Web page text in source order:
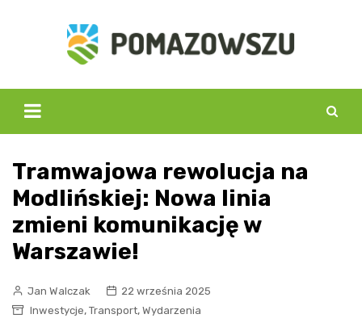
Tramwajowa rewolucja na
Modlińskiej: Nowa linia
zmieni komunikację w
Warszawie!
Jan Walczak
22 września 2025
Inwestycje, Transport, Wydarzenia